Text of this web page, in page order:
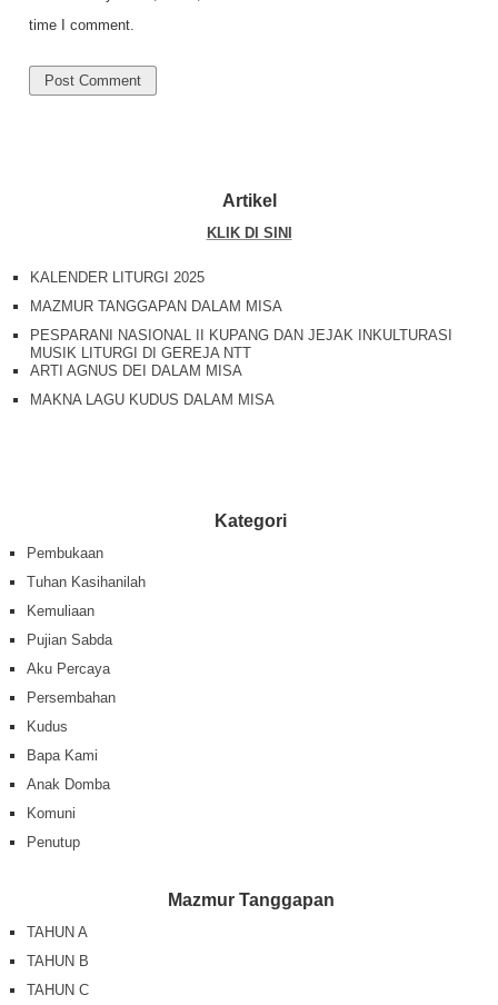
time I comment.
Artikel
KLIK DI SINI
KALENDER LITURGI 2025
MAZMUR TANGGAPAN DALAM MISA
PESPARANI NASIONAL II KUPANG DAN JEJAK INKULTURASI
MUSIK LITURGI DI GEREJA NTT
ARTI AGNUS DEI DALAM MISA
MAKNA LAGU KUDUS DALAM MISA
Kategori
Pembukaan
Tuhan Kasihanilah
Kemuliaan
Pujian Sabda
Aku Percaya
Persembahan
Kudus
Bapa Kami
Anak Domba
Komuni
Penutup
Mazmur Tanggapan
TAHUN A
TAHUN B
TAHUN C